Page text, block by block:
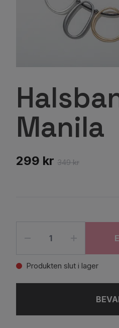
Manila
299 kr 349 kr
Produkten slut i lager